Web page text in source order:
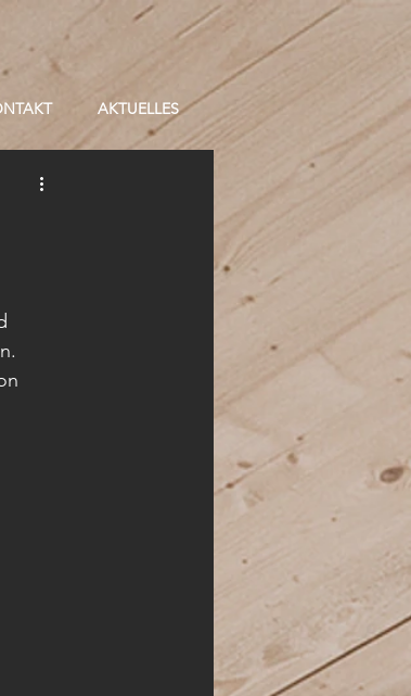
AKTUELLES